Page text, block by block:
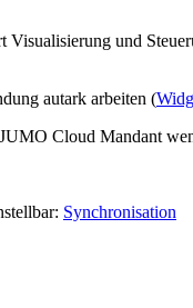
und
autark arbeiten (
Cloud Mandant
Synchronisation